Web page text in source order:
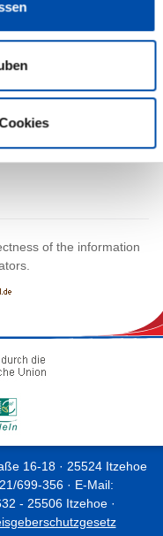
of the information
16-18 · 25524 Itzehoe
699-356 · E-Mail:
- 25506 Itzehoe ·